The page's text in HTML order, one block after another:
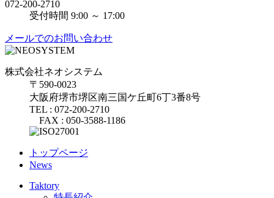
072-200-2710
受付時間 9:00 ～ 17:00
メールでのお問い合わせ
株式会社ネオシステム
〒590-0023
大阪府堺市堺区南三国ケ丘町6丁3番8号
TEL : 072-200-2710
FAX : 050-3588-1186
トップページ
News
Taktory